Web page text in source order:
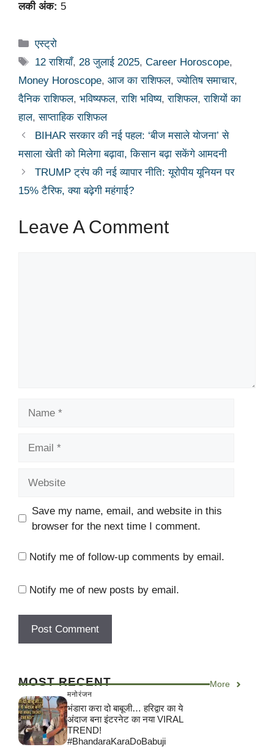
लकी अंक: 5
Categories
एस्ट्रो
Tags
12 राशियाँ,28 जुलाई 2025,Career Horoscope,
Money Horoscope, आज का राशिफल,ज्योतिष समाचार,
दैनिक राशिफल, भविष्यफल,राशि भविष्य,राशिफल,राशियों का
हाल,साप्ताहिक राशिफल
BIHAR सरकार की नई पहल: ‘बीज मसाले योजना’ से
मसाला खेती को मिलेगा बढ़ावा, किसान बढ़ा सकेंगे आमदनी
TRUMP ट्रंप की नई व्यापार नीति: यूरोपीय यूनियन पर
15% टैरिफ, क्या बढ़ेगी महंगाई?
Leave A Comment
Save my name, email, and website in this
browser for the next time I comment.
Notify me of follow-up comments by email.
Notify me of new posts by email.
MOST RECENT More
मनोरंजन
भंडारा करा दो बाबूजी… हरिद्वार का ये
अंदाज बना इंटरनेट का नया VIRAL
TREND!
#BhandaraKaraDoBabuji